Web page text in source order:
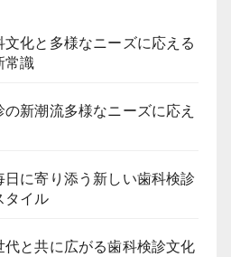
化と多様なニーズに応える
常識
新潮流多様なニーズに応え
に寄り添う新しい歯科検診
タイル
と共に広がる歯科検診文化